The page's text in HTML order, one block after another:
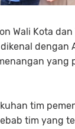
Wali Kota
dengan
yang
tim
tim yang